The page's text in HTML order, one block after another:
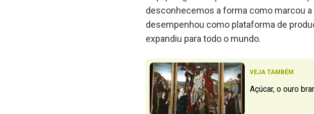
desconhecemos a forma como marcou a
desempenhou como plataforma de
expandiu para todo o mundo.
VEJA TAMBÉM
Açúcar, o ouro